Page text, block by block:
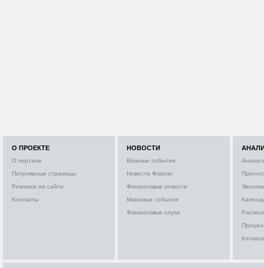
О ПРОЕКТЕ
О портале
Популярные страницы
Реклама на сайте
Контакты
НОВОСТИ
Важные события
Новости Форекс
Финансовые новости
Мировые события
Финансовые слухи